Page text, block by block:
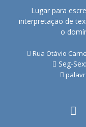
Lugar para
interpretação de
o
Rua Otávio
Seg-